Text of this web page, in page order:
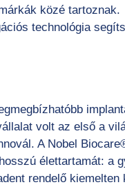
közé tartoznak.
technológia
volt az első a
A Nobel
élettartamát: a
rendelő kiemelten